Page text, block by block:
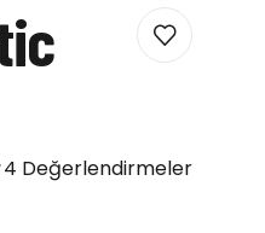
4 Değerlendirmeler